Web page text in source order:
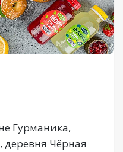
Гурманика,
деревня Чёрная